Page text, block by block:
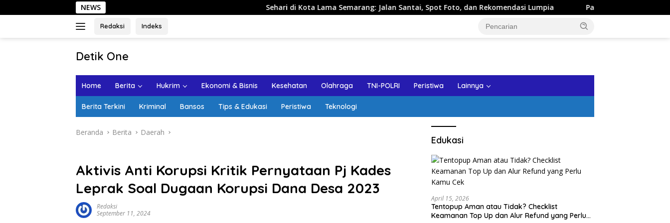
ke
NEWS Sehari di Kota Lama Semarang: Jalan Santai, Spot Foto, dan Rekomendasi Lumpia Panduan Wisata Keluarga ke Kota Batu:
Redaksi Indeks
Detik One
Ungkap
Home Berita Hukrim Ekonomi & Bisnis Kesehatan Olahraga TNI-POLRI Peristiwa Lainnya
Berita Terkini Kriminal Bansos Tips & Edukasi Peristiwa Teknologi
Beranda Berita Daerah
Aktivis Anti Korupsi Kritik Pernyataan Pj Kades
Leprak Soal Dugaan Korupsi Dana Desa 2023
Redaksi
September 11, 2024
Edukasi
April 15, 2026
Tentopup Aman atau Tidak? Checklist
Keamanan Top Up dan Alur Refund yang Perlu